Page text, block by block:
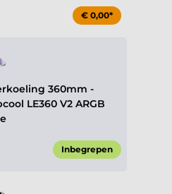
€ 0,00*
360mm -
LE360 V2 ARGB
Inbegrepen